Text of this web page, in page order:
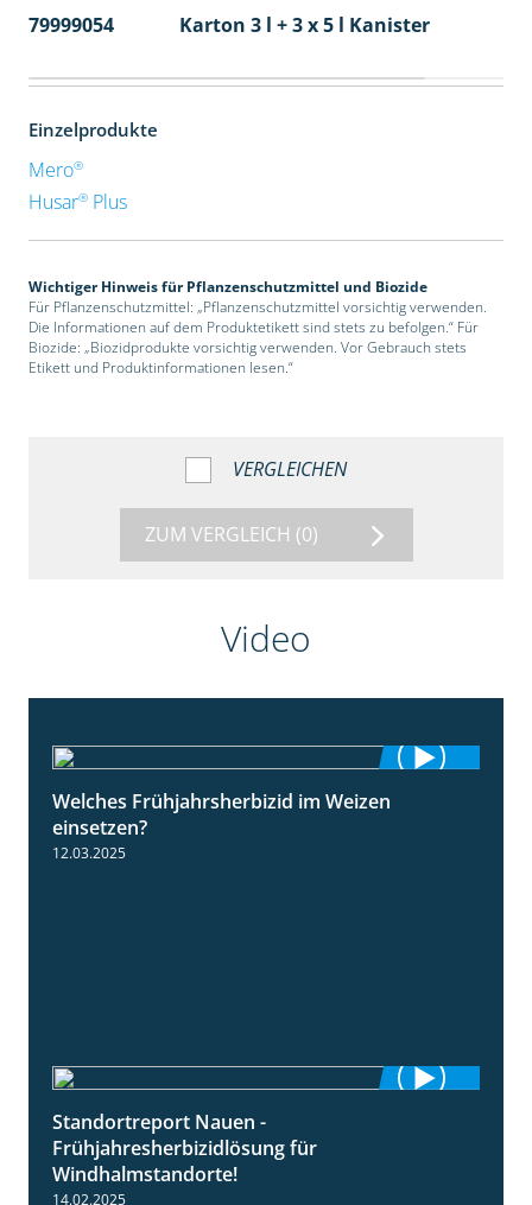
79999054 Karton 3 l + 3 x 5 l Kanister
Einzelprodukte
Mero®
Husar®Plus
Wichtiger Hinweis für Pflanzenschutzmittel und Biozide
Für Pflanzenschutzmittel: „Pflanzenschutzmittel vorsichtig verwenden.
Die Informationen auf dem Produktetikett sind stets zu befolgen.“ Für
Biozide: „Biozidprodukte vorsichtig verwenden. Vor Gebrauch stets
Etikett und Produktinformationen lesen.“
VERGLEICHEN
ZUM VERGLEICH (0)
Video
Welches Frühjahrsherbizid im Weizen
einsetzen?
12.03.2025
Standortreport Nauen -
Frühjahresherbizidlösung für
Windhalmstandorte!
14.02.2025